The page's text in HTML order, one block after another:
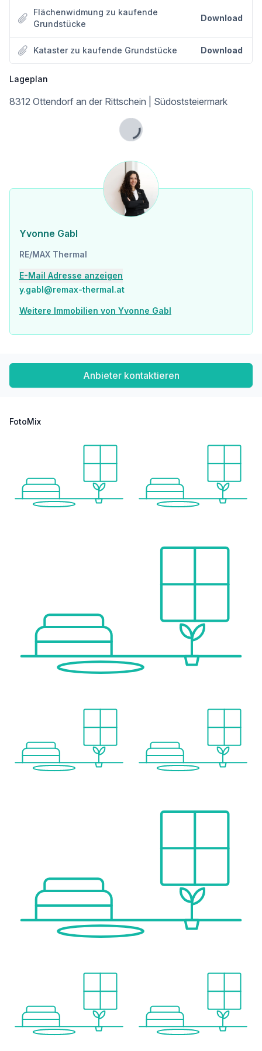
Sie überlegen Ihre Immobilie zu verkaufen oder zu vermieten?
Sie fragen sich, ob ein Makler Sinn macht? Am Besten gleich zur NR. 1 !
Flächenwidmung zu kaufende
Grundstücke
Download
Kataster zu kaufende Grundstücke Download
Lageplan
8312 Ottendorf an der Rittschein | Südoststeiermark
Lade...
Yvonne Gabl
RE/MAX Thermal
E-Mail Adresse anzeigen
y.gabl@remax-thermal.at
Weitere Immobilien von Yvonne Gabl
Anbieter kontaktieren
FotoMix